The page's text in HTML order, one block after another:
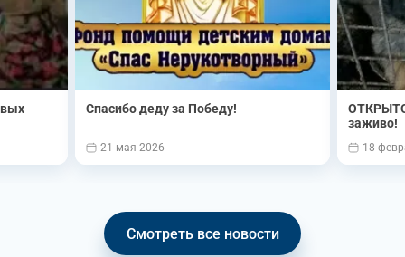
Спасибо деду за Победу!
21 мая 2026
заживо!
18
Смотреть все новости